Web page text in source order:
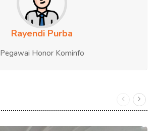
Rayendi Purba
Pegawai Honor Kominfo